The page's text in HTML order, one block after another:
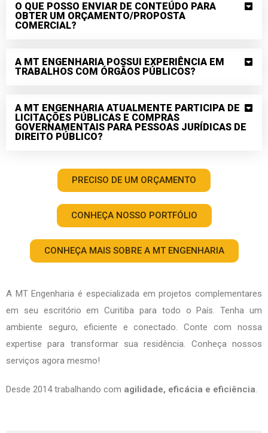
O QUE POSSO ENVIAR DE CONTEÚDO PARA
OBTER UM ORÇAMENTO/PROPOSTA
COMERCIAL?
A MT ENGENHARIA POSSUI EXPERIÊNCIA EM
TRABALHOS COM ÓRGÃOS PÚBLICOS?
A MT ENGENHARIA ATUALMENTE PARTICIPA DE
LICITAÇÕES PÚBLICAS E COMPRAS
GOVERNAMENTAIS PARA PESSOAS JURÍDICAS DE
DIREITO PÚBLICO?
PRECISO DE UM ORÇAMENTO
CONHEÇA NOSSO PORTFÓLIO
CONHEÇA MAIS SOBRE A MT ENGENHARIA
A MT Engenharia é especializada em projetos complementares
em seu escritório em Curitiba para todo o País. Tenha um
ambiente seguro, eficiente e conectado. Conte com nossa
expertise para transformar sua residência. Conheça nossos
serviços agora mesmo!
Desde 2014 trabalhando com agilidade, eficácia e eficiência.